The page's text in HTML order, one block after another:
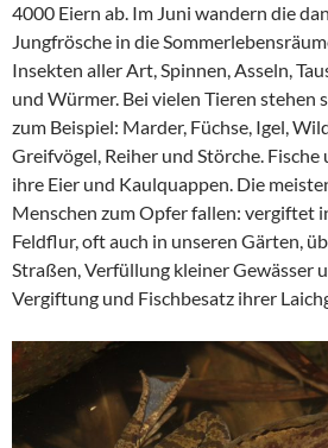
4000 Eiern ab. Im Juni wandern die
Jungfrösche in die
Insekten aller Art, Spinnen, Asseln,
und Würmer. Bei vielen Tieren stehen
zum Beispiel: Marder, Füchse, Igel,
Greifvögel, Reiher und Störche.
ihre Eier und Kaulquappen. Die
Menschen zum Opfer fallen: vergiftet
Feldflur, oft auch in unseren Gärten,
Straßen, Verfüllung kleiner Gewässer
Vergiftung und Fischbesatz ihrer